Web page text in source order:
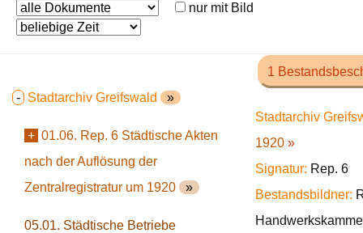
nur mit Bild
- Stadtarchiv Greifswald »
+ 01.06. Rep. 6 Städtische Akten
nach der Auflösung der
Zentralregistratur um 1920 »
05.01. Städtische Betriebe
1
Stadtarchiv
1920 »
Signatur: Rep. 6
Bestandsbildner: